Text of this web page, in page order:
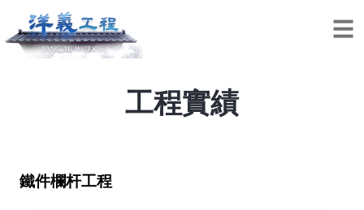
工程實績
鐵件欄杆工程